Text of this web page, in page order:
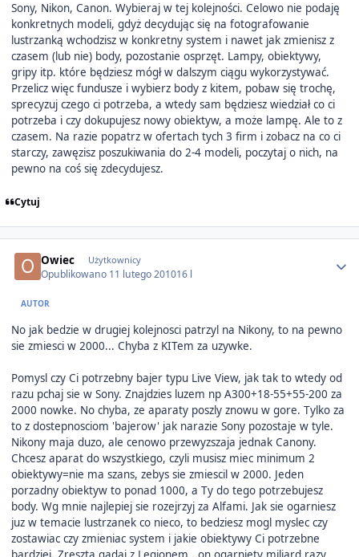
Sony, Nikon, Canon. Wybieraj w tej kolejności. Celowo nie podaję
konkretnych modeli, gdyż decydując się na fotografowanie
lustrzanką wchodzisz w konkretny system i nawet jak zmienisz z
czasem (lub nie) body, pozostanie osprzęt. Lampy, obiektywy,
gripy itp. które będziesz mógł w dalszym ciągu wykorzystywać.
Przelicz więc fundusze i wybierz body z kitem, pobaw się trochę,
sprecyzuj czego ci potrzeba, a wtedy sam będziesz wiedział co ci
potrzeba i czy dokupujesz nowy obiektyw, a może lampę. Ale to z
czasem. Na razie popatrz w ofertach tych 3 firm i zobacz na co ci
starczy, zawęzisz poszukiwania do 2-4 modeli, poczytaj o nich, na
pewno na coś się zdecydujesz.
Cytuj
Owiec Użytkownicy
Opublikowano 11 lutego 201016 l
AUTOR
No jak bedzie w drugiej kolejnosci patrzyl na Nikony, to na pewno
sie zmiesci w 2000... Chyba z KITem za uzywke.
Pomysl czy Ci potrzebny bajer typu Live View, jak tak to wtedy od
razu pchaj sie w Sony. Znajdzies luzem np A300+18-55+55-200 za
2000 nowke. No chyba, ze aparaty poszly znowu w gore. Tylko za
to z dostepnosciom 'bajerow' jak narazie Sony pozostaje w tyle.
Nikony maja duzo, ale cenowo przewyzszaja jednak Canony.
Chcesz aparat do wszystkiego, czyli musisz miec minimum 2
obiektywy=nie ma szans, zebys sie zmiescil w 2000. Jeden
porzadny obiektyw to ponad 1000, a Ty do tego potrzebujesz
body. Wg mnie najlepiej sie rozejrzyj za Alfami. Jak sie ogarniesz
juz w temacie lustrzanek co nieco, to bedziesz mogl myslec czy
zostawiac czy zmieniac system i jakie obiektywy Ci potrzebne